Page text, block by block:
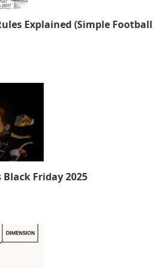
Explained (Simple Football
Friday 2025